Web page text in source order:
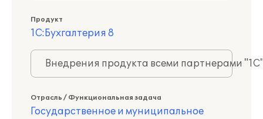
Продукт
1С:Бухгалтерия 8
Внедрения продукта всеми партнерами
Отрасль / Функциональная задача
Государственное и муниципальное